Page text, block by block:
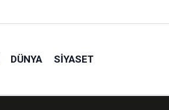
DÜNYA SIYASET